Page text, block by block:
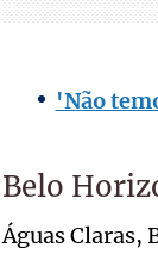
'Não
Belo
Águas Claras,